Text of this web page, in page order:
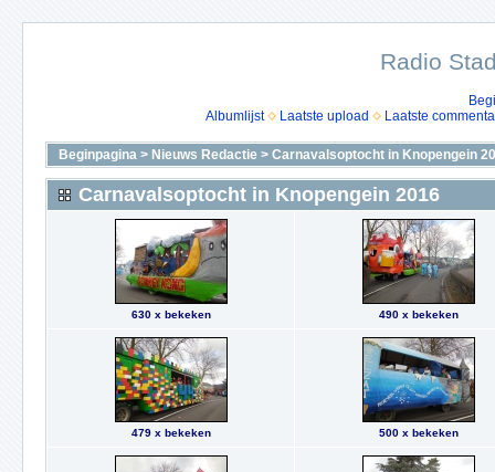
Radio
Albumlijst
Laatste upload Laatste
Beginpagina > Nieuws Redactie > Carnavalsoptocht in Knopengein
Carnavalsoptocht in Knopengein 2016
630 x bekeken 490 x bekeken
479 x bekeken 500 x bekeken